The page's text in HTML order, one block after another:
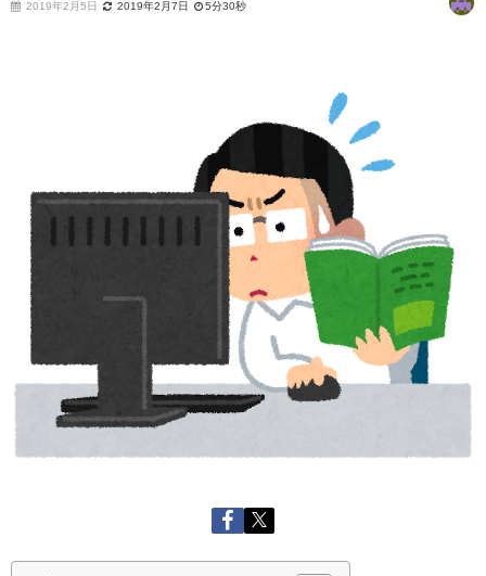
2019年2月5日 2019年2月7日 5分30秒